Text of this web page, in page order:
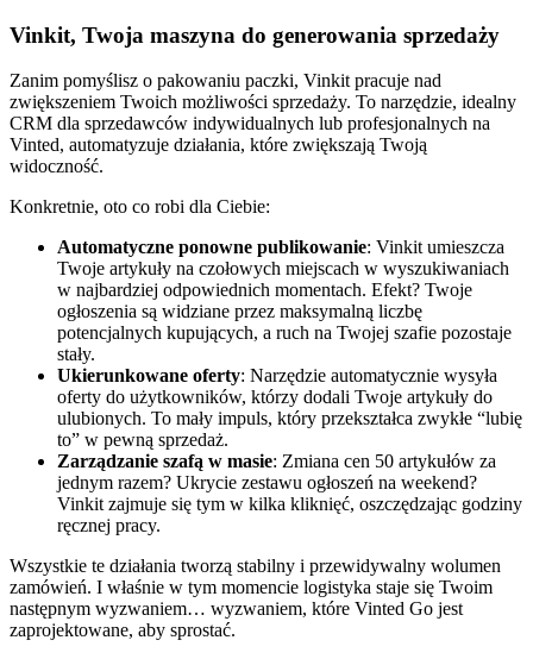
Vinkit, Twoja maszyna do generowania sprzedaży
Zanim pomyślisz o pakowaniu paczki, Vinkit pracuje nad
zwiększeniem Twoich możliwości sprzedaży. To narzędzie, idealny
CRM dla sprzedawców indywidualnych lub profesjonalnych na
Vinted, automatyzuje działania, które zwiększają Twoją
widoczność.
Konkretnie, oto co robi dla Ciebie:
Automatyczne ponowne publikowanie: Vinkit umieszcza
Twoje artykuły na czołowych miejscach w wyszukiwaniach
w najbardziej odpowiednich momentach. Efekt? Twoje
ogłoszenia są widziane przez maksymalną liczbę
potencjalnych kupujących, a ruch na Twojej szafie pozostaje
stały.
Ukierunkowane oferty: Narzędzie automatycznie wysyła
oferty do użytkowników, którzy dodali Twoje artykuły do
ulubionych. To mały impuls, który przekształca zwykłe “lubię
to” w pewną sprzedaż.
Zarządzanie szafą w masie: Zmiana cen 50 artykułów za
jednym razem? Ukrycie zestawu ogłoszeń na weekend?
Vinkit zajmuje się tym w kilka kliknięć, oszczędzając godziny
ręcznej pracy.
Wszystkie te działania tworzą stabilny i przewidywalny wolumen
zamówień. I właśnie w tym momencie logistyka staje się Twoim
następnym wyzwaniem… wyzwaniem, które Vinted Go jest
zaprojektowane, aby sprostać.